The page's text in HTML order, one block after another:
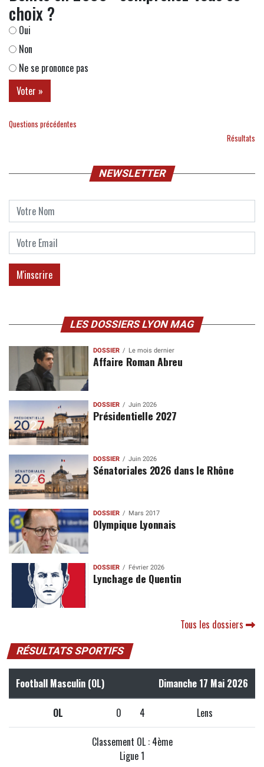
choix ?
Oui
Non
Ne se prononce pas
Questions précédentes
Résultats
NEWSLETTER
LES DOSSIERS LYON MAG
DOSSIER Le mois dernier
Affaire Roman Abreu
DOSSIER Juin 2026
Présidentielle 2027
DOSSIER Juin 2026
Sénatoriales 2026 dans le Rhône
DOSSIER Mars 2017
Olympique Lyonnais
DOSSIER Février 2026
Lynchage de Quentin
Tous les dossiers
RÉSULTATS SPORTIFS
Football Masculin (OL) Dimanche 17 Mai 2026
OL 0 4 Lens
Classement OL : 4ème
Ligue 1